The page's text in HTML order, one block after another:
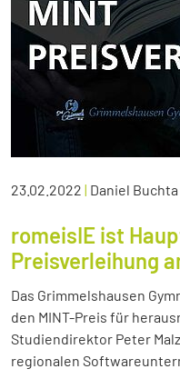
23.02.2022 | Daniel Buchta
romeisIE ist
Preisverleihung
Das Grimmelshausen
den MINT-Preis für
Studiendirektor Peter
regionalen